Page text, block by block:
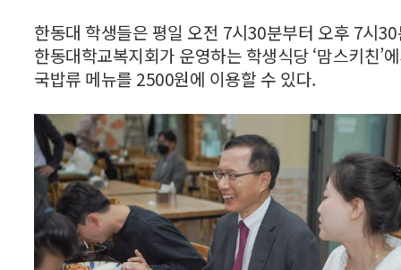
한동대 학생들은 평일 오전 7시30분부터 오후 7시
한동대학교복지회가 운영하는 학생식당 ‘맘스키친’
국밥류 메뉴를 2500원에 이용할 수 있다.